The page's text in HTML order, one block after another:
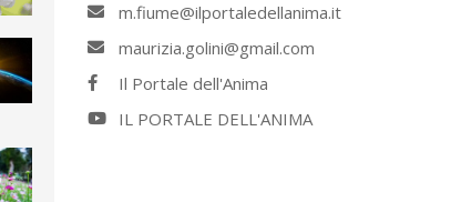
m.fiume@ilportaledellanima.it
maurizia.golini@gmail.com
Il Portale dell'Anima
IL PORTALE DELL'ANIMA